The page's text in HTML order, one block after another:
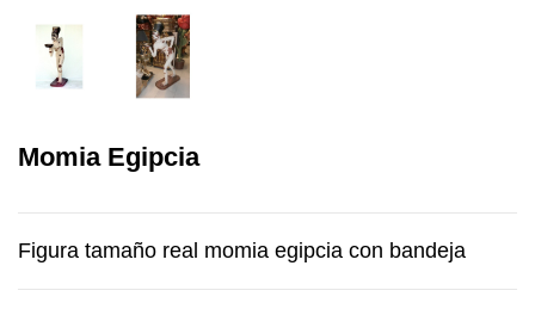
Momia Egipcia
Figura tamaño real momia egipcia con bandeja